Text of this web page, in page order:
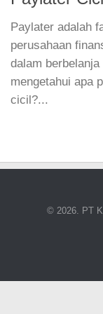
Paylater adalah
perusahaan
dalam
mengetahui apa
cicil?...
© 2026. PT